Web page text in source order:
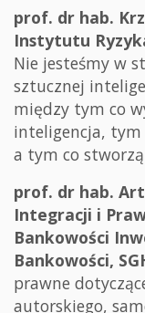
prof. dr hab.
Instytutu
Nie jesteśmy w
sztucznej
między tym co
inteligencja, tym
a tym co
prof. dr hab.
Integracji i
Bankowości
Bankowości,
prawne
autorskiego,